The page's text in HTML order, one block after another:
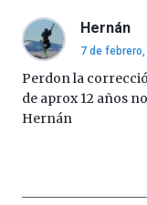
4
de
octubre.
La
iniciativa,
Hernán
7 de
Perdon la
de aprox 12 años
Hernán